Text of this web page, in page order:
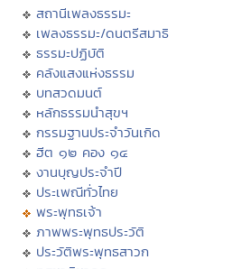
สถานีเพลงธรรมะ
เพลงธรรมะ/ดนตรีสมาธิ
ธรรมะปฏิบัติ
คลังแสงแห่งธรรม
บทสวดมนต์
หลักธรรมนำสุขฯ
กรรมฐานประจำวันเกิด
ฮีต ๑๒ คอง ๑๔
งานบุญประจำปี
ประเพณีทั่วไทย
พระพุทธเจ้า
ภาพพระพุทธประวัติ
ประวัติพระพุทธสาวก